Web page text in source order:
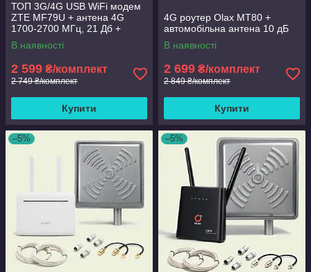
ТОП 3G/4G USB WiFi модем
ZTE MF79U + антена 4G
1700-2700 МГц, 21 Дб +
кабель+перехідник
В наявності
2 599 ₴/комплект
2 749 ₴/комплект
Купити
4G роутер Olax MT80 +
автомобільна антена 10 дБ
В наявності
2 699 ₴/комплект
2 849 ₴/комплект
Купити
–5% –5%